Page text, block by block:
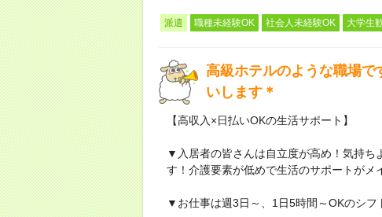
派遣 職種未経験OK 社会人未経験OK 大学生
高級ホテルのような職場
いします＊
【高収入×日払いOKの生活サポート】
▼入居者の皆さんは自立度が高め！気持ち
す！介護要素が低めで生活のサポートがメ
▼お仕事は週3日～、1日5時間～OKのシフ